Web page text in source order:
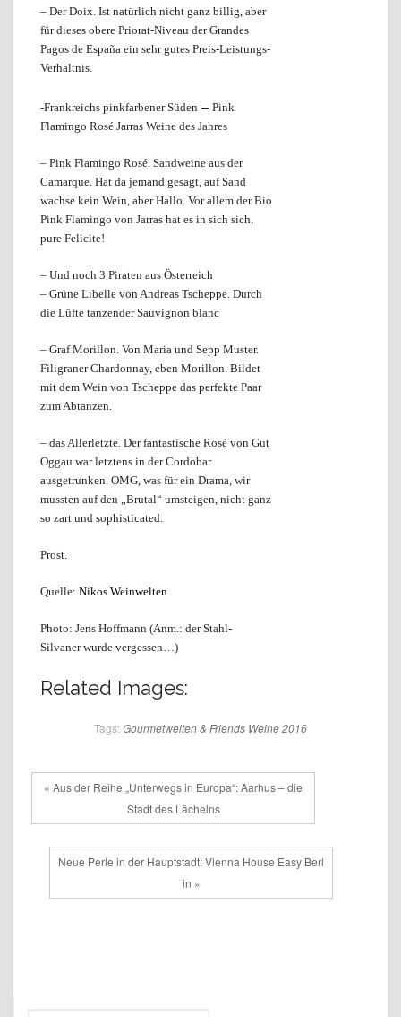
– Der Doix. Ist natürlich nicht ganz billig, aber
für dieses obere Priorat-Niveau der Grandes
Pagos de España ein sehr gutes Preis-Leistungs-
Verhältnis.
-Frankreichs pinkfarbener Süden – Pink
Flamingo Rosé Jarras Weine des Jahres
– Pink Flamingo Rosé. Sandweine aus der
Camarque. Hat da jemand gesagt, auf Sand
wachse kein Wein, aber Hallo. Vor allem der Bio
Pink Flamingo von Jarras hat es in sich sich,
pure Felicite!
– Und noch 3 Piraten aus Österreich
– Grüne Libelle von Andreas Tscheppe. Durch
die Lüfte tanzender Sauvignon blanc
– Graf Morillon. Von Maria und Sepp Muster.
Filigraner Chardonnay, eben Morillon. Bildet
mit dem Wein von Tscheppe das perfekte Paar
zum Abtanzen.
– das Allerletzte. Der fantastische Rosé von Gut
Oggau war letztens in der Cordobar
ausgetrunken. OMG, was für ein Drama, wir
mussten auf den „Brutal“ umsteigen, nicht ganz
so zart und sophisticated.
Prost.
Quelle: Nikos Weinwelten
Photo: Jens Hoffmann (Anm.: der Stahl-
Silvaner wurde vergessen…)
Related Images:
Tags: Gourmetwelten & Friends Weine 2016
« Aus der Reihe „Unterwegs in Europa“: Aarhus – die
Stadt des Lächelns
Neue Perle in der Hauptstadt: Vienna House Easy Berl
in »